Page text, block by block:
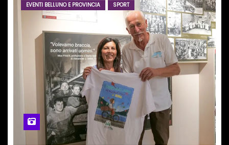
EVENTI BELLUNO E PROVINCIA SPORT